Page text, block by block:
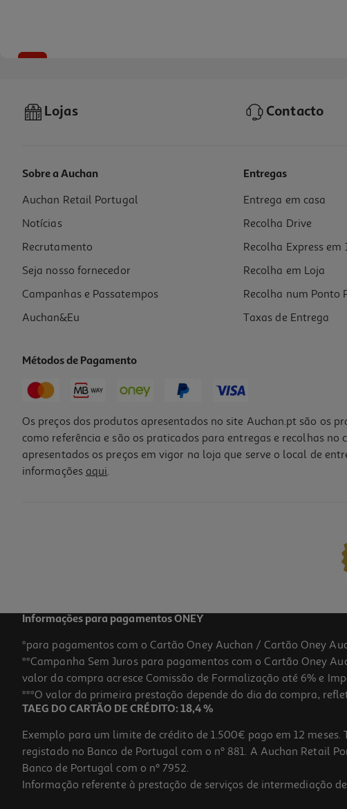
Mini Garrafa Batman
5 €/un
5,00 €
Lojas Contacto
Sobre a Auchan
Auchan Retail Portugal
Notícias
Recrutamento
Seja nosso fornecedor
Campanhas e Passatempos
Auchan&Eu
Entregas
Entrega em casa
Recolha Drive
Recolha Express em
Recolha em Loja
Recolha num Ponto
Taxas de Entrega
Métodos de Pagamento
Os preços dos produtos apresentados no site Auchan.pt são os
como referência e são os praticados para entregas e recolhas
apresentados os preços em vigor na loja que serve o local de
informações aqui.
Informações para pagamentos ONEY
*para pagamentos com o Cartão Oney Auchan / Cartão Oney
**Campanha Sem Juros para pagamentos com o Cartão Oney
valor da compra acresce Comissão de Formalização até 6% e
***O valor da primeira prestação depende do dia da compra,
TAEG DO CARTÃO DE CRÉDITO: 18,4 %
Exemplo para um limite de crédito de 1.500€ pago em 12
registado no Banco de Portugal com o nº 881. A Auchan Retail
Banco de Portugal com o nº 7952.
Informação referente à prestação de serviços de intermediação